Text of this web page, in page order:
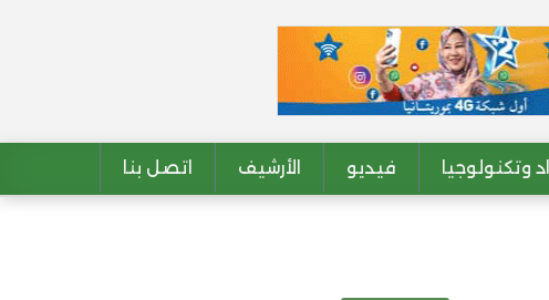
وتكنولوجيا فيديو الأرشيف اتصل بنا